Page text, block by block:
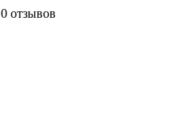
0 отзывов